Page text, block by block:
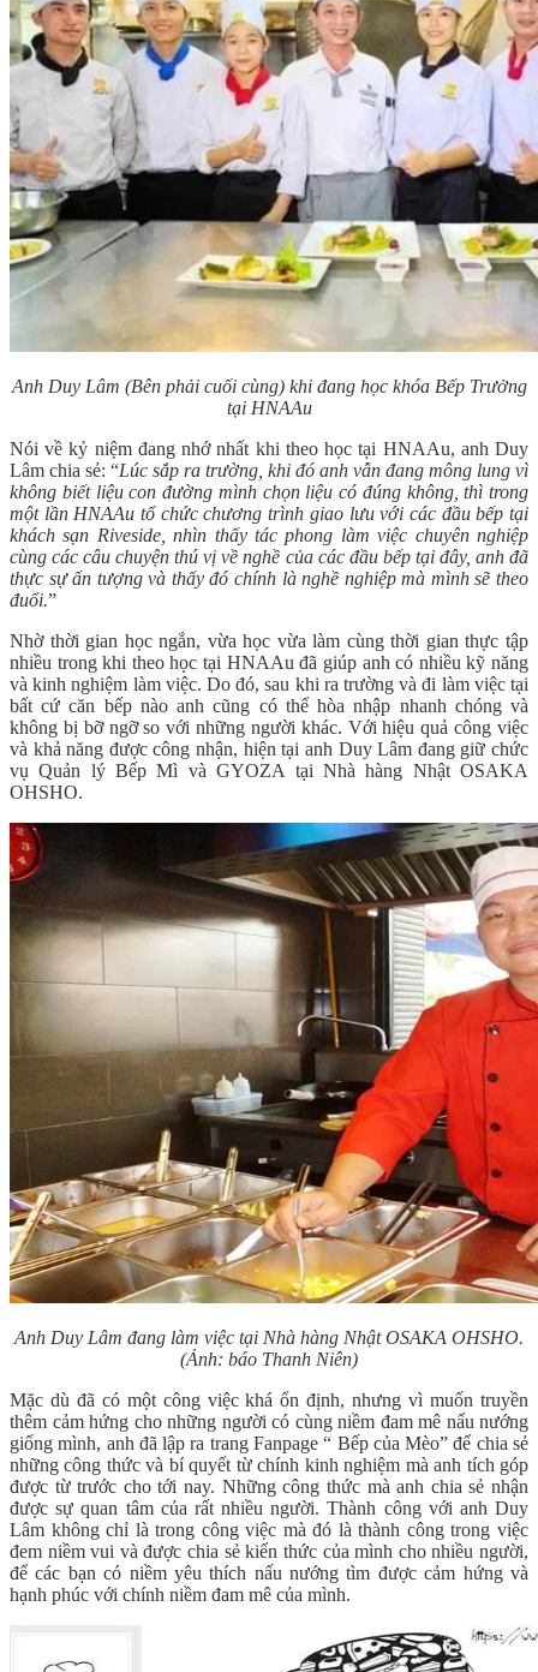
Anh Duy Lâm (Bên phải cuối cùng) khi đang học khóa Bếp Trưởng
tại HNAAu
Nói về kỷ niệm đang nhớ nhất khi theo học tại HNAAu, anh Duy
Lâm chia sẻ: “Lúc sắp ra trường, khi đó anh vẫn đang mông lung vì
không biết liệu con đường mình chọn liệu có đúng không, thì trong
một lần HNAAu tổ chức chương trình giao lưu với các đầu bếp tại
khách sạn Riveside, nhìn thấy tác phong làm việc chuyên nghiệp
cùng các câu chuyện thú vị về nghề của các đầu bếp tại đây, anh đã
thực sự ấn tượng và thấy đó chính là nghề nghiệp mà mình sẽ theo
đuổi.”
Nhờ thời gian học ngắn, vừa học vừa làm cùng thời gian thực tập
nhiều trong khi theo học tại HNAAu đã giúp anh có nhiều kỹ năng
và kinh nghiệm làm việc. Do đó, sau khi ra trường và đi làm việc tại
bất cứ căn bếp nào anh cũng có thể hòa nhập nhanh chóng và
không bị bỡ ngỡ so với những người khác. Với hiệu quả công việc
và khả năng được công nhận, hiện tại anh Duy Lâm đang giữ chức
vụ Quản lý Bếp Mì và GYOZA tại Nhà hàng Nhật OSAKA
OHSHO.
Anh Duy Lâm đang làm việc tại Nhà hàng Nhật OSAKA OHSHO.
(Ảnh: báo Thanh Niên)
Mặc dù đã có một công việc khá ổn định, nhưng vì muốn truyền
thêm cảm hứng cho những người có cùng niềm đam mê nấu nướng
giống mình, anh đã lập ra trang Fanpage “ Bếp của Mèo” để chia sẻ
những công thức và bí quyết từ chính kinh nghiệm mà anh tích góp
được từ trước cho tới nay. Những công thức mà anh chia sẻ nhận
được sự quan tâm của rất nhiều người. Thành công với anh Duy
Lâm không chỉ là trong công việc mà đó là thành công trong việc
đem niềm vui và được chia sẻ kiến thức của mình cho nhiều người,
để các bạn có niềm yêu thích nấu nướng tìm được cảm hứng và
hạnh phúc với chính niềm đam mê của mình.